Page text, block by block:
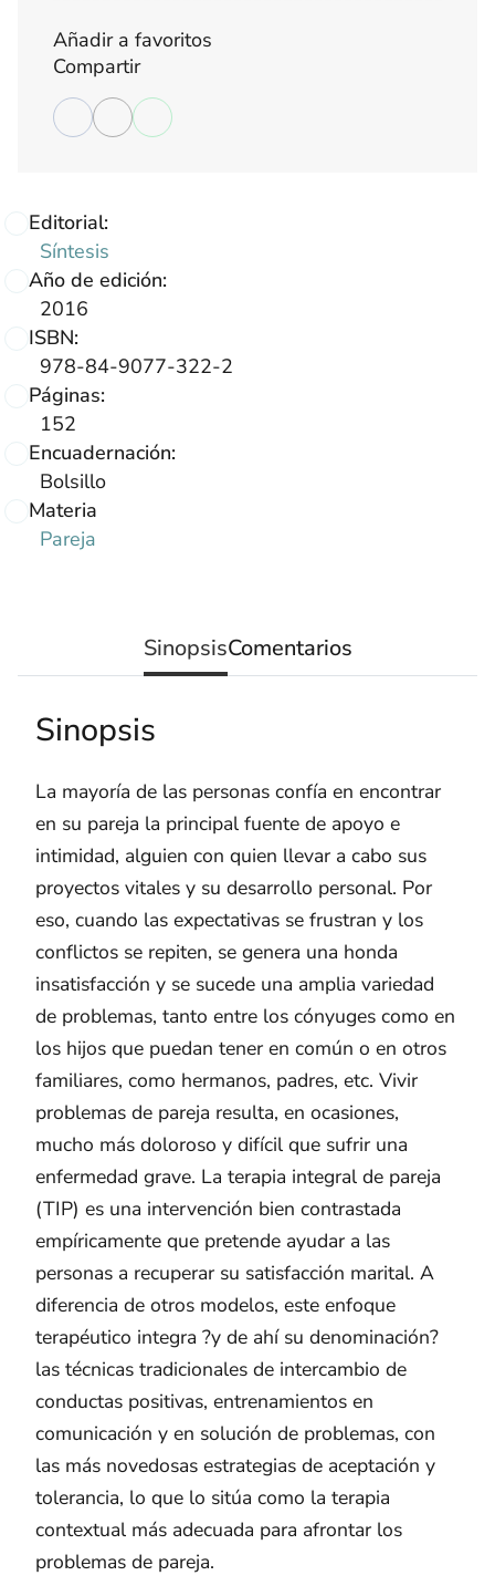
Editorial:
Síntesis
Año de edición:
2016
ISBN:
978-84-9077-322-2
Páginas:
152
Encuadernación:
Bolsillo
Materia
Pareja
Añadir a favoritos
Compartir
SinopsisComentarios
Sinopsis
La mayoría de las personas confía en encontrar
en su pareja la principal fuente de apoyo e
intimidad, alguien con quien llevar a cabo sus
proyectos vitales y su desarrollo personal. Por
eso, cuando las expectativas se frustran y los
conflictos se repiten, se genera una honda
insatisfacción y se sucede una amplia variedad
de problemas, tanto entre los cónyuges como en
los hijos que puedan tener en común o en otros
familiares, como hermanos, padres, etc. Vivir
problemas de pareja resulta, en ocasiones,
mucho más doloroso y difícil que sufrir una
enfermedad grave. La terapia integral de pareja
(TIP) es una intervención bien contrastada
empíricamente que pretende ayudar a las
personas a recuperar su satisfacción marital. A
diferencia de otros modelos, este enfoque
terapéutico integra ?y de ahí su denominación?
las técnicas tradicionales de intercambio de
conductas positivas, entrenamientos en
comunicación y en solución de problemas, con
las más novedosas estrategias de aceptación y
tolerancia, lo que lo sitúa como la terapia
contextual más adecuada para afrontar los
problemas de pareja.